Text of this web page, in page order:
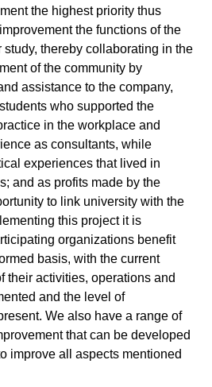
the highest priority thus
the functions of the
thereby collaborating in the
of the community by
assistance to the company,
who supported the
in the workplace and
as consultants, while
experiences that lived in
and as profits made by the
to link university with the
this project it is
organizations benefit
basis, with the current
their activities, operations and
and the level of
We also have a range of
that can be developed
improve all aspects mentioned